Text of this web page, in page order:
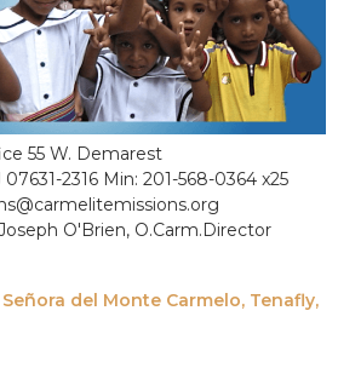
55 W. Demarest
2316 Min: 201-568-0364 x25
O'Brien, O.Carm.Director
del Monte Carmelo, Tenafly,